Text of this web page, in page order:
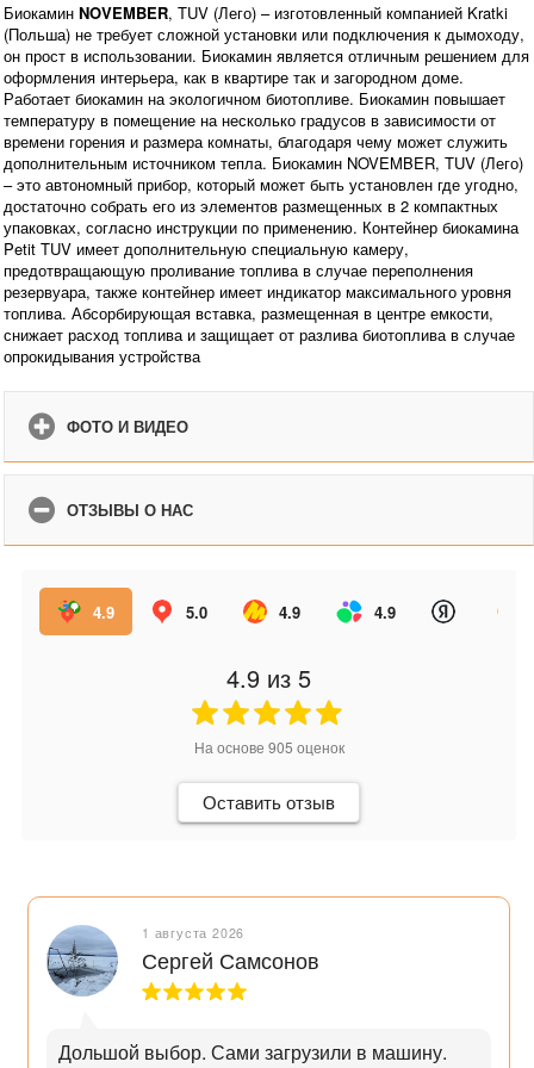
Биокамин NOVEMBER, TUV (Лего) – изготовленный компанией Kratki
(Польша) не требует сложной установки или подключения к дымоходу,
он прост в использовании. Биокамин является отличным решением для
оформления интерьера, как в квартире так и загородном доме.
Работает биокамин на экологичном биотопливе. Биокамин повышает
температуру в помещение на несколько градусов в зависимости от
времени горения и размера комнаты, благодаря чему может служить
дополнительным источником тепла. Биокамин NOVEMBER, TUV (Лего)
– это автономный прибор, который может быть установлен где угодно,
достаточно собрать его из элементов размещенных в 2 компактных
упаковках, согласно инструкции по применению. Контейнер биокамина
Petit TUV имеет дополнительную специальную камеру,
предотвращающую проливание топлива в случае переполнения
резервуара, также контейнер имеет индикатор максимального уровня
топлива. Абсорбирующая вставка, размещенная в центре емкости,
снижает расход топлива и защищает от разлива биотоплива в случае
опрокидывания устройства
ФОТО И ВИДЕО
ОТЗЫВЫ О НАС
4.9 5.0 4.9 4.9
4.9 из 5
На основе 905 оценок
Оставить отзыв
1 августа 2026
Сергей Самсонов
Дольшой выбор. Сами загрузили в машину.